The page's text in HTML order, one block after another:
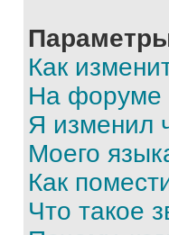
Как
На форуме
Я изменил
Моего
Как
Что такое